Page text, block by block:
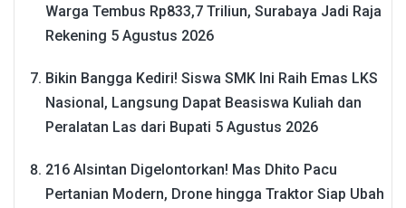
Warga Tembus Rp833,7 Triliun, Surabaya Jadi Raja
Rekening 5 Agustus 2026
Bikin Bangga Kediri! Siswa SMK Ini Raih Emas LKS
Nasional, Langsung Dapat Beasiswa Kuliah dan
Peralatan Las dari Bupati 5 Agustus 2026
216 Alsintan Digelontorkan! Mas Dhito Pacu
Pertanian Modern, Drone hingga Traktor Siap Ubah